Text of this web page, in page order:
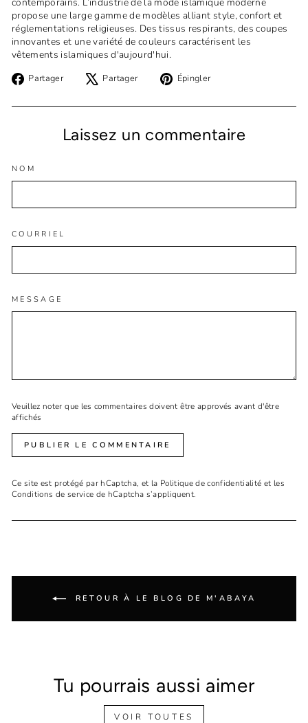
propose une large gamme de modèles alliant style, confort et
réglementations religieuses. Des tissus respirants, des coupes
innovantes et une variété de couleurs caractérisent les
vêtements islamiques d'aujourd'hui.
Partager
Partager
Facebook
Partager
Tweeter
X
Épingler
Pinterest
Laissez un commentaire
NOM
COURRIEL
MESSAGE
Veuillez noter que les commentaires doivent être approvés avant d'être
affichés
PUBLIER LE COMMENTAIRE
Ce site est protégé par hCaptcha, et la Politique de confidentialité et les
Conditions de service de hCaptcha s’appliquent.
RETOUR À LE BLOG DE M'ABAYA
Tu pourrais aussi aimer
VOIR TOUTES